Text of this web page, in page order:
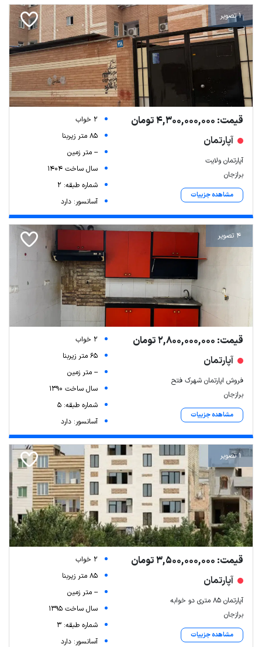
1 تصویر
قیمت: 4,300,000,000 تومان
آپارتمان
آپارتمان ولایت
برازجان
مشاهده جزییات
2 خواب
85 متر زیربنا
-- متر زمین
سال ساخت 1404
شماره طبقه: 2
آسانسور: دارد
4 تصویر
قیمت: 2,800,000,000 تومان
آپارتمان
فروش اپارتمان شهرک فتح
برازجان
مشاهده جزییات
2 خواب
65 متر زیربنا
-- متر زمین
سال ساخت 1390
شماره طبقه: 5
آسانسور: دارد
1 تصویر
قیمت: 3,500,000,000 تومان
آپارتمان
آپارتمان ۸۵ متری دو خوابه
برازجان
مشاهده جزییات
2 خواب
85 متر زیربنا
-- متر زمین
سال ساخت 1395
شماره طبقه: 3
آسانسور: دارد